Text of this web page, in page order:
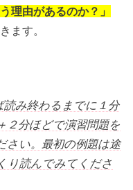
理由があるのか？」
ます。
み終わるまでに１分
２分ほどで演習問題を
さい。最初の例題は途
り読んでみてくださ